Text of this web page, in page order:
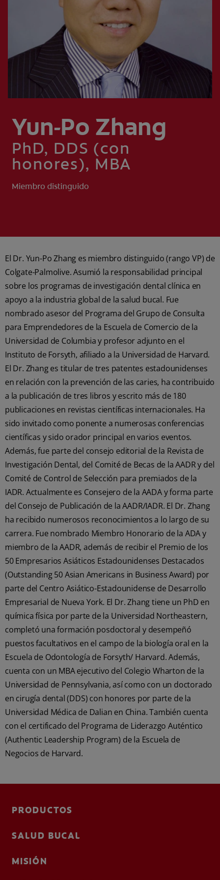
CHEQUEO DE SALUD BUCAL
CORRESPONDENCIA DE PRODUCTOS
PROMOCIONES
Yun-Po Zhang
PhD, DDS (con
honores), MBA
Miembro distinguido
El Dr. Yun-Po Zhang es miembro distinguido (rango VP) de
Colgate-Palmolive. Asumió la responsabilidad principal
sobre los programas de investigación dental clínica en
apoyo a la industria global de la salud bucal. Fue
nombrado asesor del Programa del Grupo de Consulta
para Emprendedores de la Escuela de Comercio de la
Universidad de Columbia y profesor adjunto en el
Instituto de Forsyth, afiliado a la Universidad de Harvard.
El Dr. Zhang es titular de tres patentes estadounidenses
en relación con la prevención de las caries, ha contribuido
a la publicación de tres libros y escrito más de 180
publicaciones en revistas científicas internacionales. Ha
sido invitado como ponente a numerosas conferencias
científicas y sido orador principal en varios eventos.
Además, fue parte del consejo editorial de la Revista de
Investigación Dental, del Comité de Becas de la AADR y del
Comité de Control de Selección para premiados de la
IADR. Actualmente es Consejero de la AADA y forma parte
del Consejo de Publicación de la AADR/IADR. El Dr. Zhang
ha recibido numerosos reconocimientos a lo largo de su
carrera. Fue nombrado Miembro Honorario de la ADA y
miembro de la AADR, además de recibir el Premio de los
50 Empresarios Asiáticos Estadounidenses Destacados
(Outstanding 50 Asian Americans in Business Award) por
parte del Centro Asiático-Estadounidense de Desarrollo
Empresarial de Nueva York. El Dr. Zhang tiene un PhD en
química física por parte de la Universidad Northeastern,
completó una formación posdoctoral y desempeñó
puestos facultativos en el campo de la biología oral en la
Escuela de Odontología de Forsyth/ Harvard. Además,
cuenta con un MBA ejecutivo del Colegio Wharton de la
Universidad de Pennsylvania, así como con un doctorado
en cirugía dental (DDS) con honores por parte de la
Universidad Médica de Dalian en China. También cuenta
con el certificado del Programa de Liderazgo Auténtico
(Authentic Leadership Program) de la Escuela de
Negocios de Harvard.
PRODUCTOS
SALUD BUCAL
MISIÓN